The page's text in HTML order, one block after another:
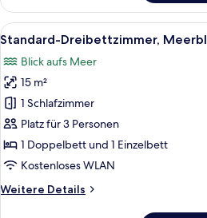
Doppelzimmer,
Doppelbett
Alle
Fotos
für
Standard-
Dreibettzimmer,
Meerblick
anzeigen
7
Standard-Dreibettzimmer,
Blick aufs Meer
15 m²
1 Schlafzimmer
Platz für 3 Personen
1 Doppelbett und 1 Einzelbett
Kostenloses WLAN
Weitere Details
Weitere